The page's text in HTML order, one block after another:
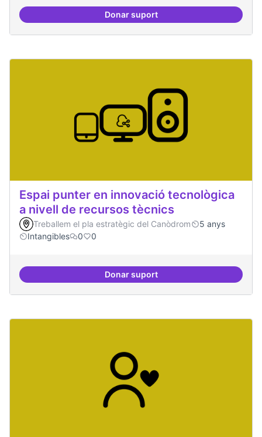
Donar suportAntenes Ateneu a altres punts
Espai punter en innovació tecnològica
a nivell de recursos tècnics
Treballem el pla estratègic del Canòdrom
5 anys
Intangibles
0 0
Donar suportEspai punter en innovació